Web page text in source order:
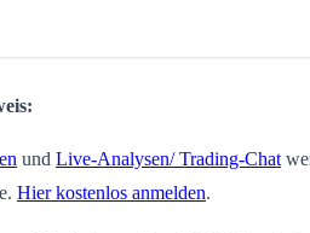
und Live-Analysen/ Trading-Chat
Hier kostenlos anmelden.